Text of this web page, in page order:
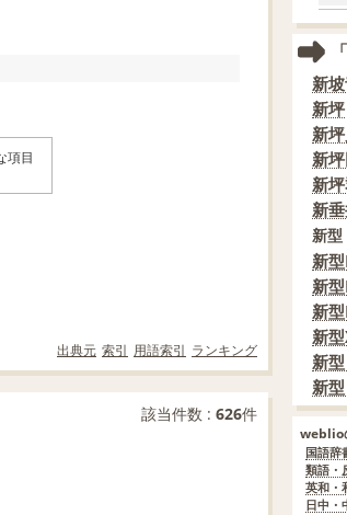
項目
出典元 索引 用語索引 ランキング
該当件数 : 626件
新
新坪
新
新
新
新
新型
新
新
新
新
新
新
weblio
国語辞
類語・
英和・
日中・